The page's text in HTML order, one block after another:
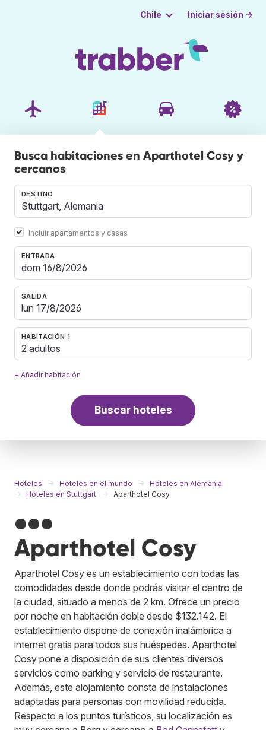
Chile Iniciar sesión →
Busca habitaciones en Aparthotel Cosy y
cercanos
DESTINO
Incluir apartamentos y casas
ENTRADA
SALIDA
HABITACIÓN 1
2 adultos
+ Añadir habitación
Buscar hoteles
Hoteles Hoteles en el mundo
Hoteles en Alemania
Hoteles en Stuttgart
Aparthotel Cosy
●●●
Aparthotel Cosy
Aparthotel Cosy es un establecimiento con todas las
comodidades desde donde podrás visitar el centro de
la ciudad, situado a menos de 2 km. Ofrece un precio
por noche en habitación doble desde $132.142. El
establecimiento dispone de conexión inalámbrica a
internet gratis para todos sus huéspedes. Aparthotel
Cosy pone a disposición de sus clientes diversos
servicios como parking y servicio de restaurante.
Además, este alojamiento consta de instalaciones
adaptadas para personas con movilidad reducida.
Respecto a los puntos turísticos, su localización es